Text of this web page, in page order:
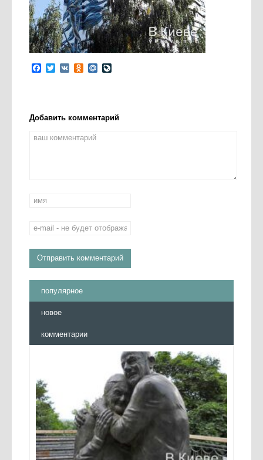
Facebook
Twitter
VK Odnoklassniki
Mail.Ru
Добавить комментарий
популярное
новое
комментарии